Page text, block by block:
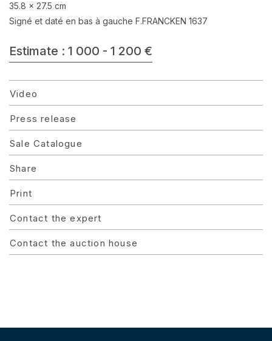
35.8 x 27.5 cm
Signé et daté en bas à gauche F.FRANCKEN 1637
Estimate : 1 000 - 1 200 €
Video
Press release
Sale Catalogue
Share
Print
Contact the expert
Contact the auction house